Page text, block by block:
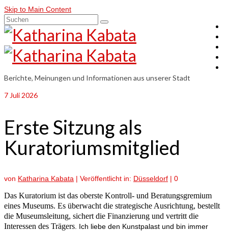
Skip to Main Content
Suchen
nach:
Berichte, Meinungen und Informationen aus unserer Stadt
7 Juli 2026
Erste Sitzung als
Kuratoriumsmitglied
von Katharina Kabata | Veröffentlicht in: Düsseldorf | 0
Das Kuratorium ist das oberste Kontroll- und Beratungsgremium
eines Museums. Es überwacht die strategische Ausrichtung, bestellt
die Museumsleitung, sichert die Finanzierung und vertritt die
Interessen des Trägers . Ich liebe den Kunstpalast und bin immer